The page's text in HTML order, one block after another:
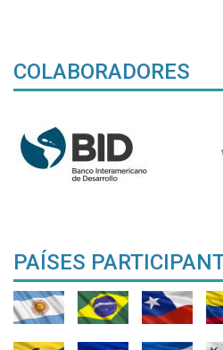
COLABORADORES
PAÍSES